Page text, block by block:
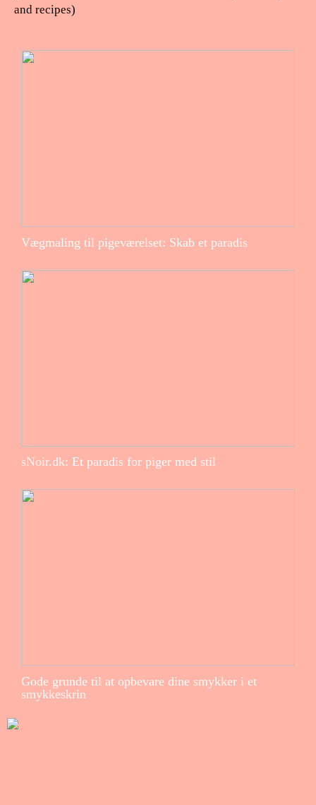
and recipes)
Vægmaling til pigeværelset: Skab et paradis
sNoir.dk: Et paradis for piger med stil
Gode grunde til at opbevare dine smykker i et
smykkeskrin